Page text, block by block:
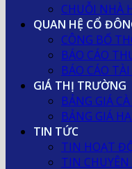
CHUỖI NHÀ
QUAN HỆ CỔ
CÔNG BỐ
BÁO CÁO
BÁO CÁO
GIÁ THỊ TRƯỜNG
BẢNG GIÁ
BẢNG GIÁ
TIN TỨC
TIN HOẠT
TIN